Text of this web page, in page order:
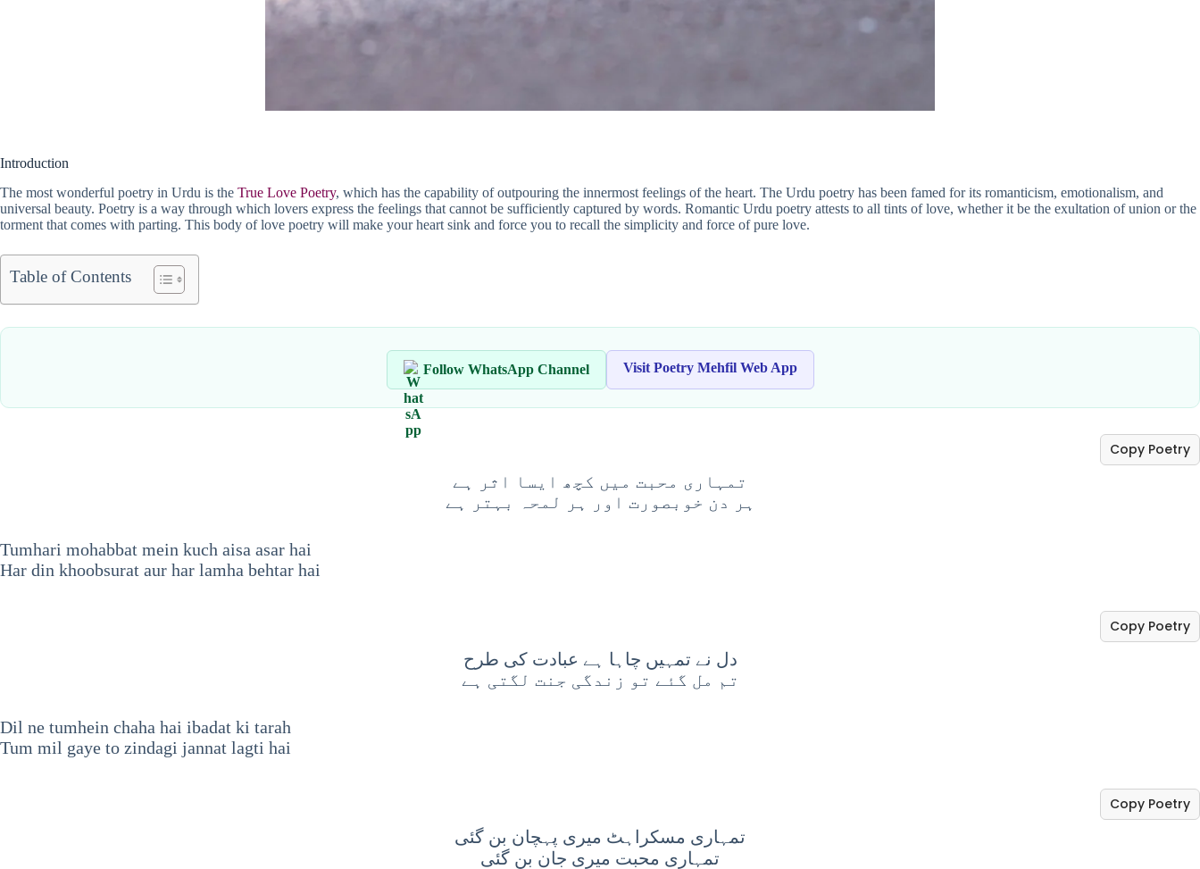
Introduction
The most wonderful poetry in Urdu is the True Love Poetry, which has the capability of outpouring the innermost feelings of the heart. The Urdu poetry has been famed for its romanticism, emotionalism, and
universal beauty. Poetry is a way through which lovers express the feelings that cannot be sufficiently captured by words. Romantic Urdu poetry attests to all tints of love, whether it be the exultation of union or the
torment that comes with parting. This body of love poetry will make your heart sink and force you to recall the simplicity and force of pure love.
Table of Contents
Follow WhatsApp Channel Visit Poetry Mehfil Web App
تمہاری محبت میں کچھ ایسا اثر ہے
ہر دن خوبصورت اور ہر لمحہ بہتر ہے
Copy Poetry
Tumhari mohabbat mein kuch aisa asar hai
Har din khoobsurat aur har lamha behtar hai
دل نے تمہیں چاہا ہے عبادت کی طرح
تم مل گئے تو زندگی جنت لگتی ہے
Copy Poetry
Dil ne tumhein chaha hai ibadat ki tarah
Tum mil gaye to zindagi jannat lagti hai
تمہاری مسکراہٹ میری پہچان بن گئی
تمہاری محبت میری جان بن گئی
Copy Poetry